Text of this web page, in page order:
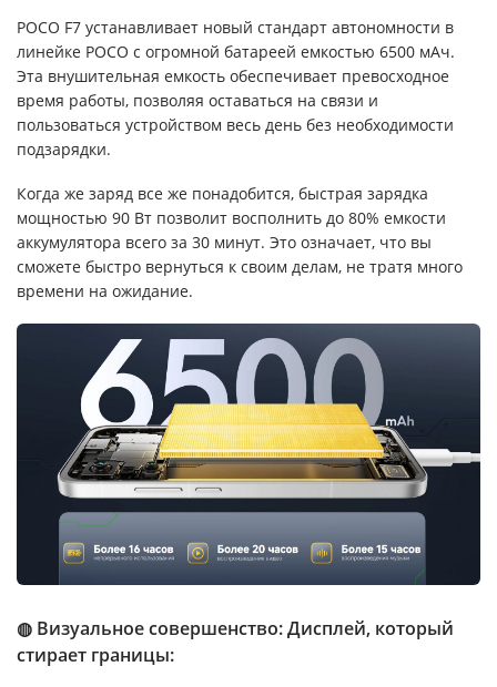
POCO F7 устанавливает новый стандарт автономности в
линейке POCO с огромной батареей емкостью 6500 мАч.
Эта внушительная емкость обеспечивает превосходное
время работы, позволяя оставаться на связи и
пользоваться устройством весь день без необходимости
подзарядки.
Когда же заряд все же понадобится, быстрая зарядка
мощностью 90 Вт позволит восполнить до 80% емкости
аккумулятора всего за 30 минут. Это означает, что вы
сможете быстро вернуться к своим делам, не тратя много
времени на ожидание.
◍ Визуальное совершенство: Дисплей, который
стирает границы: